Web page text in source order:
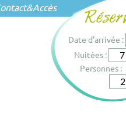
&Accès
Date d'arrivée :
Nuitées :
Personnes :